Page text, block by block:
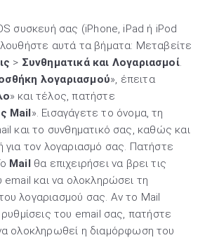
συσκευή σας (iPhone, iPad ή iPod
αυτά τα βήματα: Μεταβείτε
> Συνθηματικά και Λογαριασμοί.
λογαριασμού», έπειτα
» και τέλος, πατήστε
Mail». Εισαγάγετε το όνομα, τη
και το συνθηματικό σας, καθώς και
για τον λογαριασμό σας. Πατήστε
Mailθα επιχειρήσει να βρει τις
email και να ολοκληρώσει τη
λογαριασμού σας. Αν το Mail
ρυθμίσεις του email σας, πατήστε
ολοκληρωθεί η διαμόρφωση του